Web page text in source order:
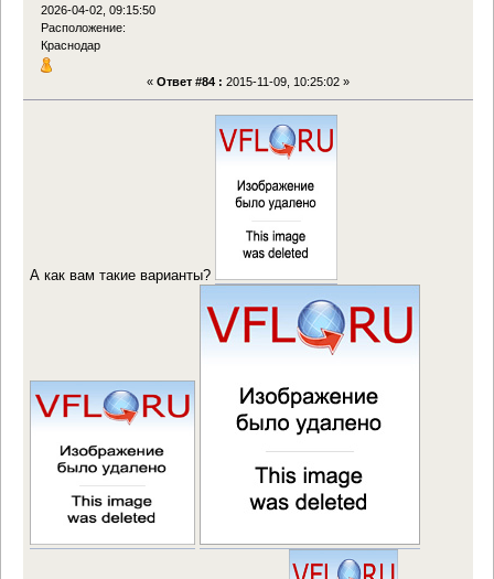
2026-04-02, 09:15:50
Расположение:
Краснодар
« Ответ #84 : 2015-11-09, 10:25:02 »
А как вам такие варианты?